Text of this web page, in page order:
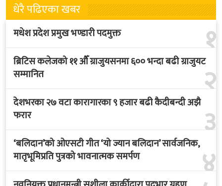
धेरै पढिएका खबर
१
मधेश प्रदेश प्रमुख भण्डारी पदमुक्त
२
ब्रिटिस कलेजको ११ औँ ग्राजुयसनमा ६०० भन्दा बढी ग्राजुयट
सम्मानित
३
देशभरका २७ वटा कारागारका ९ हजार बढी कैदीबन्दी अझै
फरार
४
‘बलिदान’को ओएसटी गीत ‘यो ज्यान बलिदान’ सार्वजनिक,
मातृभूमिप्रति पुत्रको भावनात्मक समर्पण